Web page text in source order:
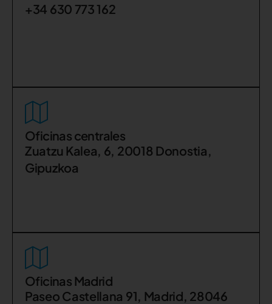
+34 630 773 162
Oficinas centrales
Zuatzu Kalea, 6, 20018 Donostia,
Gipuzkoa
Oficinas Madrid
Paseo Castellana 91, Madrid, 28046